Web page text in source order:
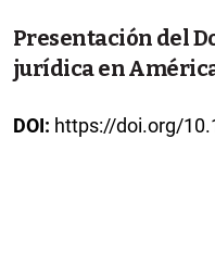
Presentación del
jurídica en
DOI: https://doi.org/